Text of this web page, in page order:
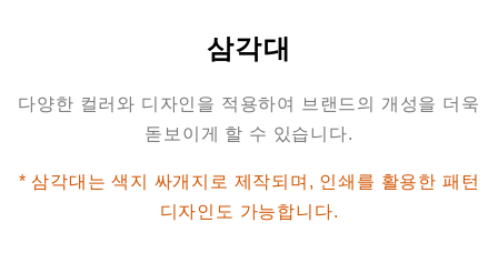
삼각대
다양한 컬러와 디자인을 적용하여 브랜드의 개성을 더욱
돋보이게 할 수 있습니다.
* 삼각대는 색지 싸개지로 제작되며, 인쇄를 활용한 패턴
디자인도 가능합니다.